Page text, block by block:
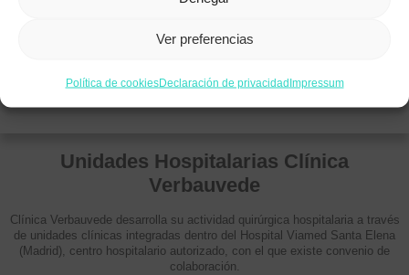
Ver preferencias
Política de cookiesDeclaración de privacidadImpressum
Unidades Hospitalarias Clínica
Verbauvede
Clínica Verbauvede desarrolla su actividad quirúrgica hospitalaria a través
de unidades clínicas integradas dentro del Hospital Viamed Santa Elena
(Madrid), centro hospitalario autorizado, con el que existe convenio de
colaboración.